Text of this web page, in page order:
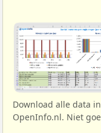
Download alle data
OpenInfo.nl. Niet